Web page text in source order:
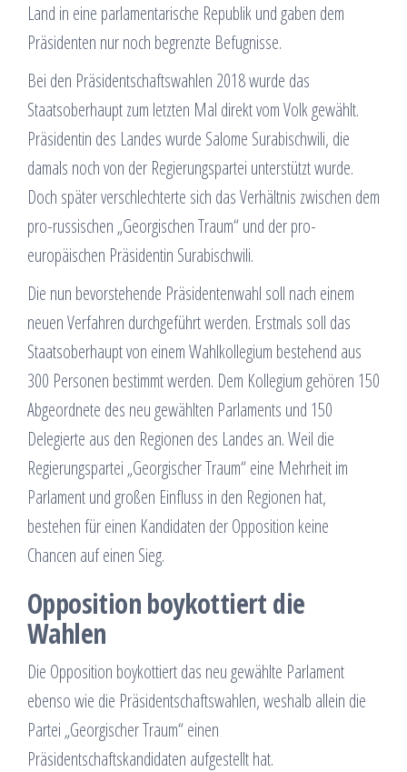
Land in eine parlamentarische Republik und gaben dem
Präsidenten nur noch begrenzte Befugnisse.
Bei den Präsidentschaftswahlen 2018 wurde das
Staatsoberhaupt zum letzten Mal direkt vom Volk gewählt.
Präsidentin des Landes wurde Salome Surabischwili, die
damals noch von der Regierungspartei unterstützt wurde.
Doch später verschlechterte sich das Verhältnis zwischen dem
pro-russischen „Georgischen Traum“ und der pro-
europäischen Präsidentin Surabischwili.
Die nun bevorstehende Präsidentenwahl soll nach einem
neuen Verfahren durchgeführt werden. Erstmals soll das
Staatsoberhaupt von einem Wahlkollegium bestehend aus
300 Personen bestimmt werden. Dem Kollegium gehören 150
Abgeordnete des neu gewählten Parlaments und 150
Delegierte aus den Regionen des Landes an. Weil die
Regierungspartei „Georgischer Traum“ eine Mehrheit im
Parlament und großen Einfluss in den Regionen hat,
bestehen für einen Kandidaten der Opposition keine
Chancen auf einen Sieg.
Opposition boykottiert die
Wahlen
Die Opposition boykottiert das neu gewählte Parlament
ebenso wie die Präsidentschaftswahlen, weshalb allein die
Partei „Georgischer Traum“ einen
Präsidentschaftskandidaten aufgestellt hat.